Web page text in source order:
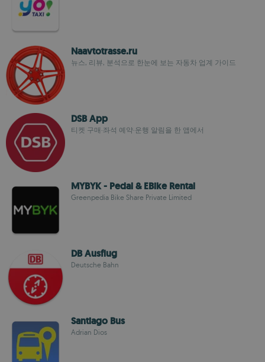
Naavtotrasse.ru
뉴스, 리뷰, 분석으로 한눈에 보는 자동차 업계 가이드
DSB App
티켓 구매·좌석 예약·운행 알림을 한 앱에서
MYBYK - Pedal & EBike Rental
Greenpedia Bike Share Private Limited
DB Ausflug
Deutsche Bahn
Santiago Bus
Adrian Dios